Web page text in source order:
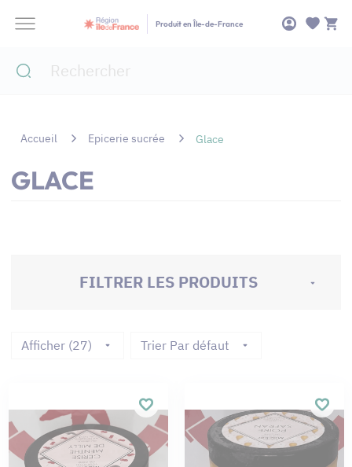
Produit en Île-de-France
Accueil Epicerie sucrée Glace
GLACE
FILTRER LES PRODUITS
Afficher (27) Trier Par défaut